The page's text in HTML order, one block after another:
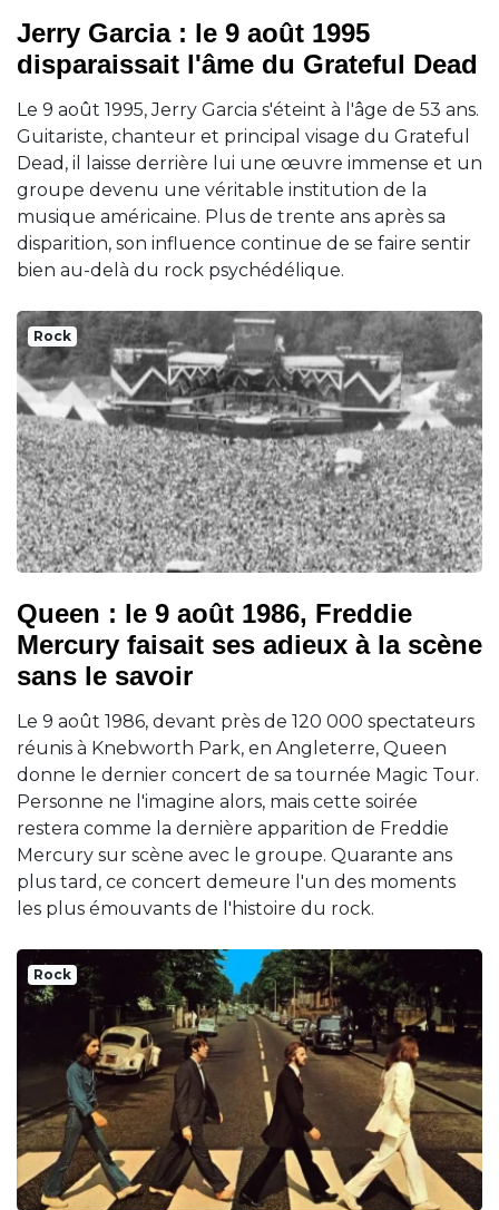
Jerry Garcia : le 9 août 1995
disparaissait l'âme du Grateful Dead
Le 9 août 1995, Jerry Garcia s'éteint à l'âge de 53 ans.
Guitariste, chanteur et principal visage du Grateful
Dead, il laisse derrière lui une œuvre immense et un
groupe devenu une véritable institution de la
musique américaine. Plus de trente ans après sa
disparition, son influence continue de se faire sentir
bien au-delà du rock psychédélique.
Rock
Queen : le 9 août 1986, Freddie
Mercury faisait ses adieux à la scène
sans le savoir
Le 9 août 1986, devant près de 120 000 spectateurs
réunis à Knebworth Park, en Angleterre, Queen
donne le dernier concert de sa tournée Magic Tour.
Personne ne l'imagine alors, mais cette soirée
restera comme la dernière apparition de Freddie
Mercury sur scène avec le groupe. Quarante ans
plus tard, ce concert demeure l'un des moments
les plus émouvants de l'histoire du rock.
Rock